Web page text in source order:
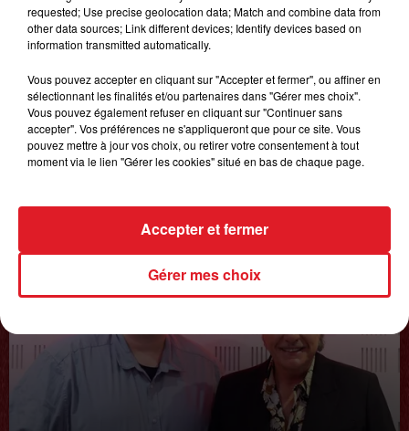
LES PODCASTS
requested; Use precise geolocation data; Match and combine data from
other data sources; Link different devices; Identify devices based on
information transmitted automatically.
Vous pouvez accepter en cliquant sur "Accepter et fermer", ou affiner en
sélectionnant les finalités et/ou partenaires dans "Gérer mes choix".
Vous pouvez également refuser en cliquant sur "Continuer sans
accepter". Vos préférences ne s'appliqueront que pour ce site. Vous
pouvez mettre à jour vos choix, ou retirer votre consentement à tout
moment via le lien "Gérer les cookies" situé en bas de chaque page.
Gérer mes choix
Accepter et fermer